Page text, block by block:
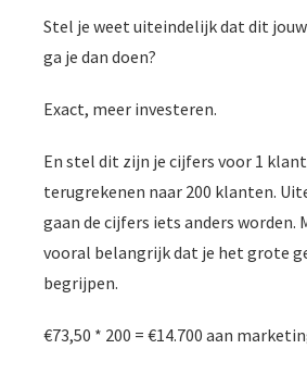
Stel je weet uiteindelijk dat dit
ga je dan doen?
Exact, meer investeren.
En stel dit zijn je cijfers voor 1
terugrekenen naar 200 klanten.
gaan de cijfers iets anders worden.
vooral belangrijk dat je het grote
begrijpen.
€73,50 * 200 = €14.700 aan